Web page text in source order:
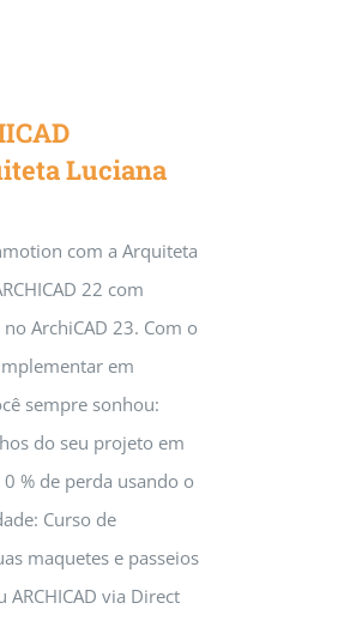
Luciana
com a Arquiteta
22 com
ArchiCAD 23. Com o
em
sempre sonhou:
do seu projeto em
% de perda usando o
Curso de
maquetes e passeios
via Direct